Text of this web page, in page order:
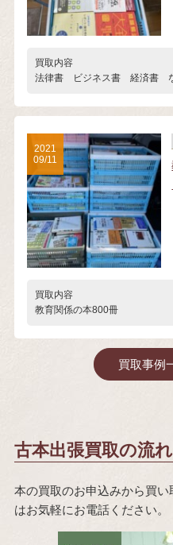
買取内容
法律書 ビジネス書 経済書
買取内容
教育関係の本800冊
2021
09/11
買取事例
古本出張買取の流れ
本の買取のお申込みから買
はお気軽にお電話ください。